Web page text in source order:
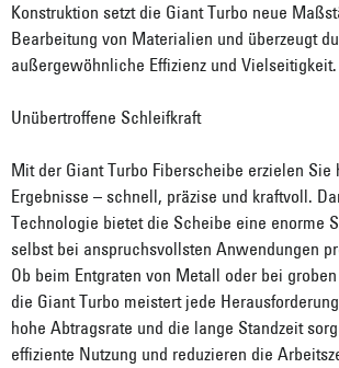
Konstruktion setzt die Giant Turbo neue
Bearbeitung von Materialien und überzeugt
außergewöhnliche Effizienz und Vielseitigkeit.
Unübertroffene Schleifkraft
Mit der Giant Turbo Fiberscheibe erzielen Sie
Ergebnisse – schnell, präzise und kraftvoll.
Technologie bietet die Scheibe eine enorme
selbst bei anspruchsvollsten Anwendungen
Ob beim Entgraten von Metall oder bei
die Giant Turbo meistert jede
hohe Abtragsrate und die lange Standzeit
effiziente Nutzung und reduzieren die